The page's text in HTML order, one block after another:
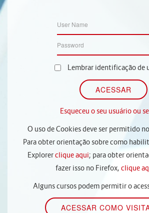
Lembrar identificação de
Esqueceu o seu usuário ou
O uso de Cookies deve ser permitido
Para obter orientação sobre como
Explorerclique aqui; para obter
fazer isso no Firefox, clique
Alguns cursos podem permitir o